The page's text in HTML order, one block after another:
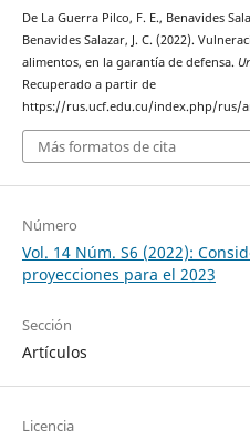
De La Guerra Pilco, F. E., Benavides
Benavides Salazar, J. C. (2022).
alimentos, en la garantía de defensa.
Recuperado a partir de
https://rus.ucf.edu.cu/index.php/rus/
Más formatos de cita
Número
Vol. 14 Núm. S6 (2022):
proyecciones para el 2023
Sección
Artículos
Licencia